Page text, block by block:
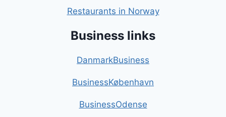
Restaurants in Norway
Business links
DanmarkBusiness
BusinessKøbenhavn
BusinessOdense